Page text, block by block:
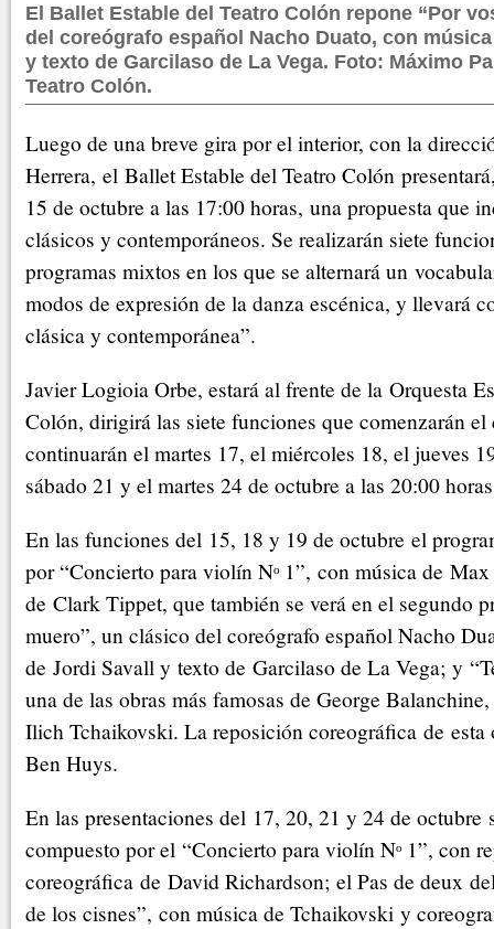
El Ballet Estable del Teatro Colón repone “Por
del coreógrafo español Nacho Duato, con
y texto de Garcilaso de La Vega. Foto: Máximo
Teatro Colón.
Luego de una breve gira por el interior, con la
Herrera, el Ballet Estable del Teatro Colón
15 de octubre a las 17:00 horas, una propuesta que
clásicos y contemporáneos. Se realizarán siete
programas mixtos en los que se alternará un
modos de expresión de la danza escénica, y llevará
clásica y contemporánea”.
Javier Logioia Orbe, estará al frente de la Orquesta
Colón, dirigirá las siete funciones que comenzarán
continuarán el martes 17, el miércoles 18, el jueves
sábado 21 y el martes 24 de octubre a las 20:00
En las funciones del 15, 18 y 19 de octubre el
por “Concierto para violín Nᵒ 1”, con música de
de Clark Tippet, que también se verá en el segundo
muero”, un clásico del coreógrafo español Nacho
de Jordi Savall y texto de Garcilaso de La Vega; y
una de las obras más famosas de George
Ilich Tchaikovski. La reposición coreográfica de esta
Ben Huys.
En las presentaciones del 17, 20, 21 y 24 de octubre
compuesto por el “Concierto para violín Nᵒ 1”, con
coreográfica de David Richardson; el Pas de deux
de los cisnes”, con música de Tchaikovski y